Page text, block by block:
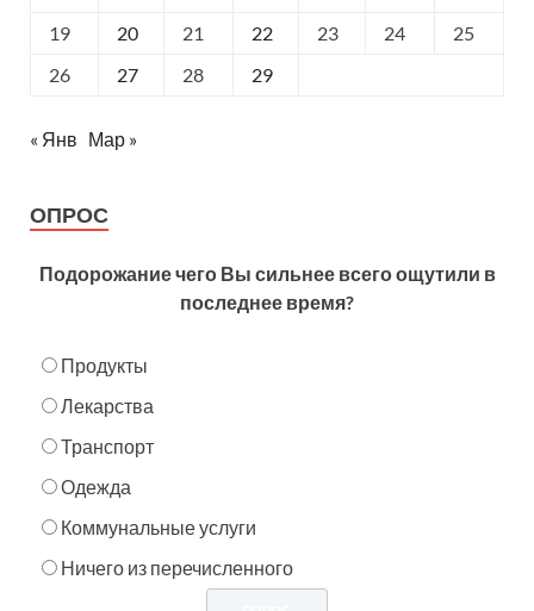
19
20 21 22 23 24
25
26
27 28 29
« Янв Мар »
ОПРОС
Подорожание чего Вы сильнее всего ощутили в
последнее время?
Продукты
Лекарства
Транспорт
Одежда
Коммунальные услуги
Ничего из перечисленного